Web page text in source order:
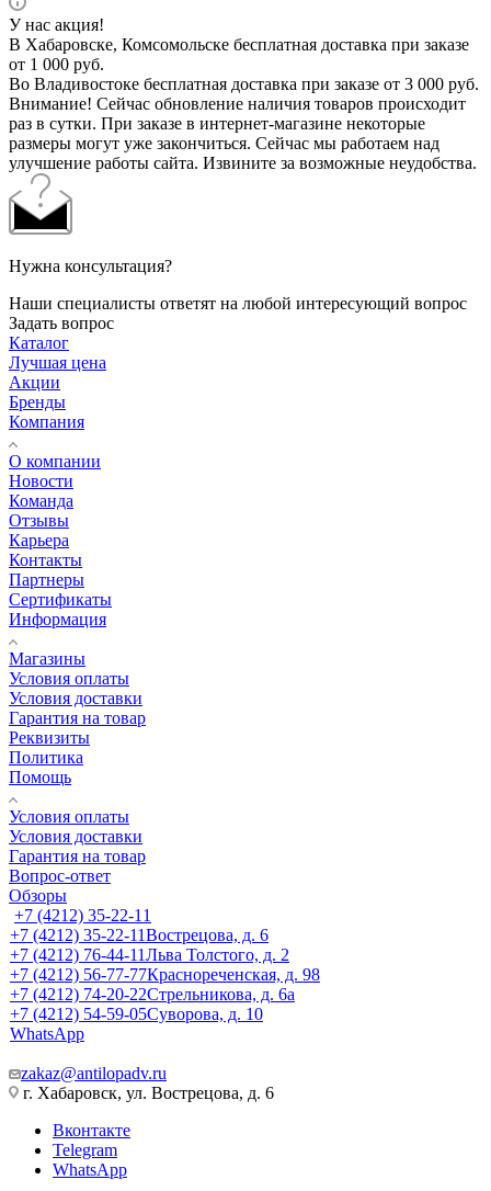
У нас акция!
В Хабаровске, Комсомольске бесплатная доставка при заказе
от 1 000 руб.
Во Владивостоке бесплатная доставка при заказе от 3 000 руб.
Внимание! Сейчас обновление наличия товаров происходит
раз в сутки. При заказе в интернет-магазине некоторые
размеры могут уже закончиться. Сейчас мы работаем над
улучшение работы сайта. Извините за возможные неудобства.
Нужна консультация?
Наши специалисты ответят на любой интересующий вопрос
Задать вопрос
Каталог
Лучшая цена
Акции
Бренды
Компания
О компании
Новости
Команда
Отзывы
Карьера
Контакты
Партнеры
Сертификаты
Информация
Магазины
Условия оплаты
Условия доставки
Гарантия на товар
Реквизиты
Политика
Помощь
Условия оплаты
Условия доставки
Гарантия на товар
Вопрос-ответ
Обзоры
+7 (4212) 35-22-11
+7 (4212) 35-22-11Вострецова, д. 6
+7 (4212) 76-44-11Льва Толстого, д. 2
+7 (4212) 56-77-77Краснореченская, д. 98
+7 (4212) 74-20-22Стрельникова, д. 6а
+7 (4212) 54-59-05Суворова, д. 10
WhatsApp
zakaz@antilopadv.ru
г. Хабаровск, ул. Вострецова, д. 6
Вконтакте
Telegram
WhatsApp